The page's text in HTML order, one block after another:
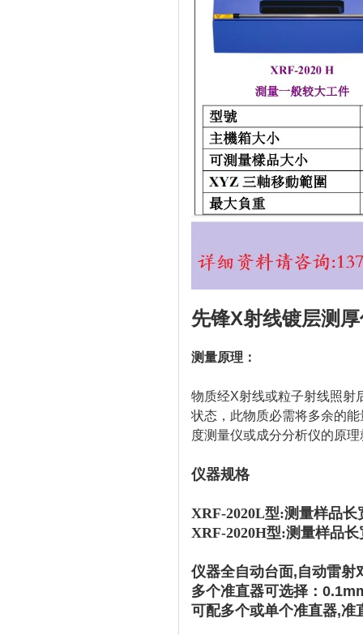
先锋X射线镀层测
测量原理：
物质经X射线或粒子射线照射
状态，此物质必需将多余的
度测量仪或成分分析仪的原
仪器规格
XRF-2020L型:测量样品长
XRF-2020H型:测量样品长
仪器全自动台面,自动雷射
多个准直器可选择：
可配多个或单个准直器,准